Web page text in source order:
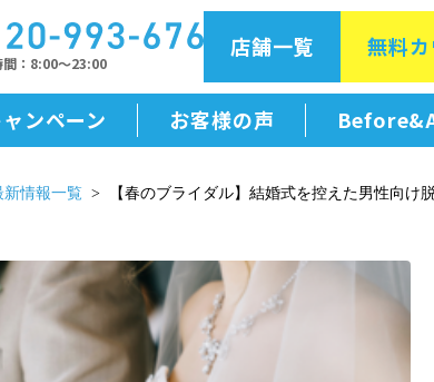
間 8:00～23:00
店舗一覧 無料
ンペーン お客様の声
新情報一覧 【春のブライダル】結婚式を控えた男性向け